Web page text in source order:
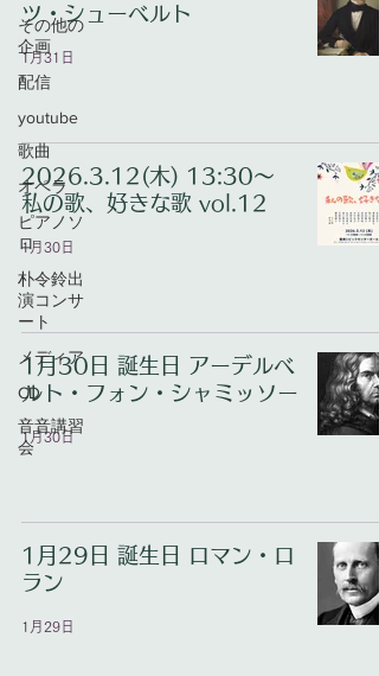
その他の
企画
配信
youtube
歌曲
オペラ
ピアノソ
ロ
朴令鈴出
演コンサ
ート
メディア
CD
音音講習
会
ツ・シューベルト
1月31日
2026.3.12(木) 13:30〜
私の歌、好きな歌 vol.12
1月30日
1月30日 誕生日 アーデルベ
ルト・フォン・シャミッソー
1月30日
1月29日 誕生日 ロマン・ロ
ラン
1月29日